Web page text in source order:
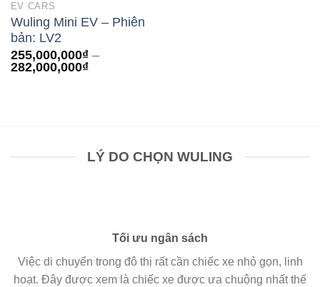
Add to
wishlist
EV CARS
Wuling Mini EV – Phiên
bản: LV2
255,000,000₫ –
282,000,000₫Khoảng
LÝ DO CHỌN WULING
Tối ưu ngân sách
Việc di chuyển trong đô thị rất cần chiếc xe nhỏ gọn, linh
hoạt. Đây được xem là chiếc xe được ưa chuộng nhất thế